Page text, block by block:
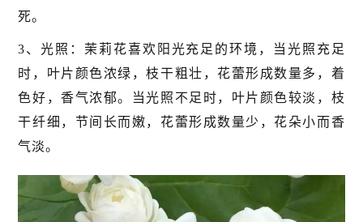
死。
3、光照：茉莉花喜欢阳光充足的环境，当光照充足
时，叶片颜色浓绿，枝干粗壮，花蕾形成数量多，着
色好，香气浓郁。当光照不足时，叶片颜色较淡，枝
干纤细，节间长而嫩，花蕾形成数量少，花朵小而香
气淡。